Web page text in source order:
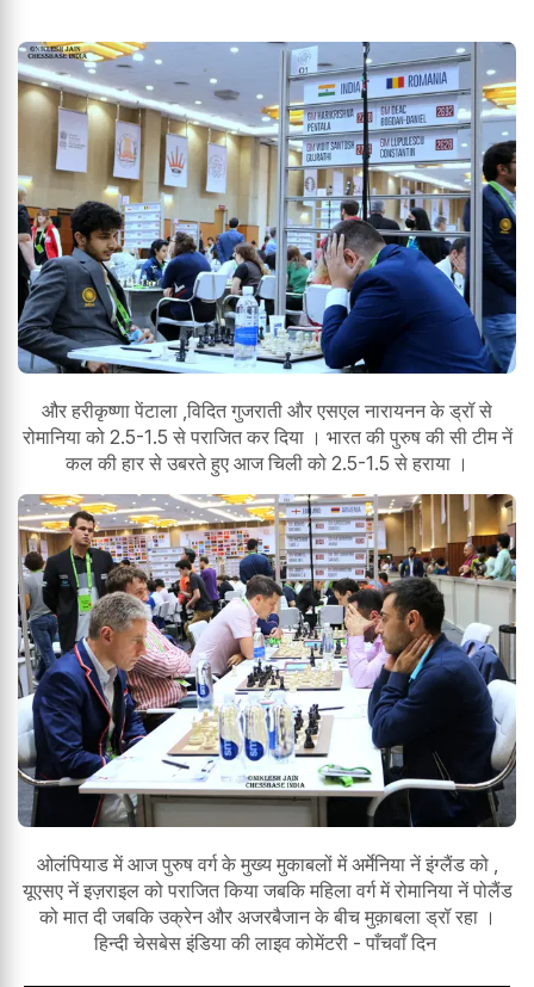
और हरीकृष्णा पेंटाला ,विदित गुजराती और एसएल नारायनन के ड्रॉ से
रोमानिया को 2.5-1.5 से पराजित कर दिया । भारत की पुरुष की सी टीम नें
कल की हार से उबरते हुए आज चिली को 2.5-1.5 से हराया ।
ओलंपियाड में आज पुरुष वर्ग के मुख्य मुकाबलों में अर्मेनिया नें इंग्लैंड को ,
यूएसए नें इज़राइल को पराजित किया जबकि महिला वर्ग में रोमानिया नें पोलैंड
को मात दी जबकि उक्रेन और अजरबैजान के बीच मुक़ाबला ड्रॉ रहा ।
हिन्दी चेसबेस इंडिया की लाइव कोमेंटरी - पाँचवाँ दिन